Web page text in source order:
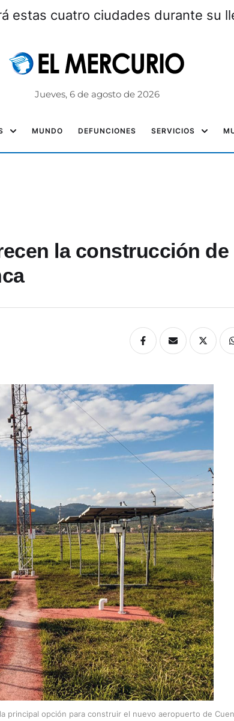
estas cuatro ciudades durante su
Jueves, 6 de agosto de 2026
MUNDO DEFUNCIONES SERVICIOS
la construcción de
principal opción para construir el nuevo aeropuerto de